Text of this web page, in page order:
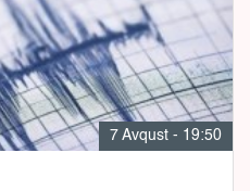
7 Avqust - 19:50